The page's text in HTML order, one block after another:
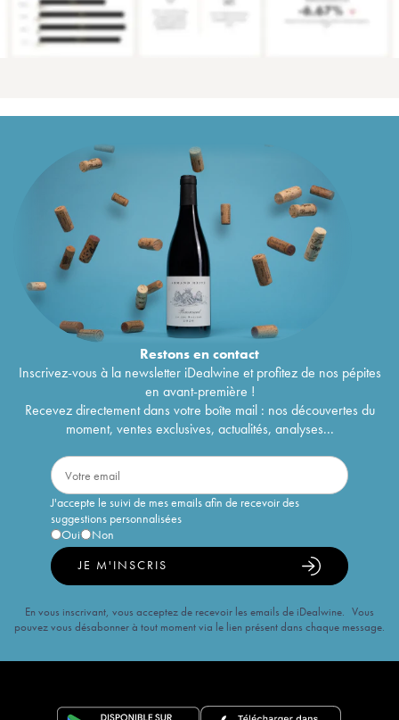
Restons encontact
Inscrivez-vous à la newsletter iDealwine et profitez de nos pépites
en avant-première !
Recevez directement dans votre boîte mail : nos découvertes du
moment, ventes exclusives, actualités, analyses...
J'accepte le suivi de mes emails afin de recevoir des
suggestions personnalisées
Oui
Non
JE M'INSCRIS
En vous inscrivant, vous acceptez de recevoir les emails de iDealwine. Vous
pouvez vous désabonner à tout moment via le lien présent dans chaque message.